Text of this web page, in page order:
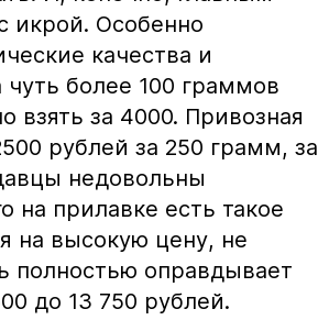
икрой. Особенно
качества и
более 100 граммов
взять за 4000. Привозная
рублей за 250 грамм, за
недовольны
на прилавке есть такое
на высокую цену, не
полностью оправдывает
до 13 750 рублей.